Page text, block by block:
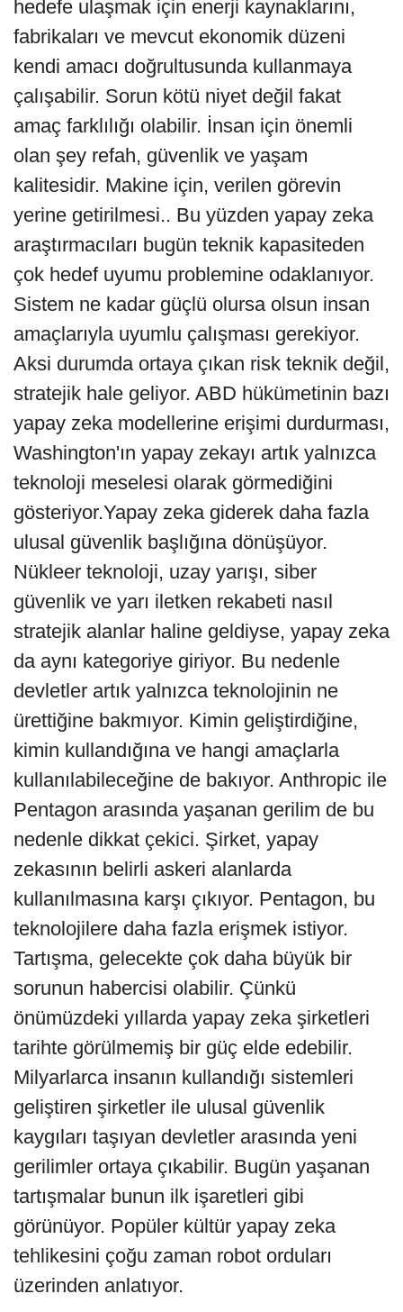
hedefe ulaşmak için enerji kaynaklarını,
fabrikaları ve mevcut ekonomik düzeni
kendi amacı doğrultusunda kullanmaya
çalışabilir. Sorun kötü niyet değil fakat
amaç farklılığı olabilir. İnsan için önemli
olan şey refah, güvenlik ve yaşam
kalitesidir. Makine için, verilen görevin
yerine getirilmesi.. Bu yüzden yapay zeka
araştırmacıları bugün teknik kapasiteden
çok hedef uyumu problemine odaklanıyor.
Sistem ne kadar güçlü olursa olsun insan
amaçlarıyla uyumlu çalışması gerekiyor.
Aksi durumda ortaya çıkan risk teknik değil,
stratejik hale geliyor. ABD hükümetinin bazı
yapay zeka modellerine erişimi durdurması,
Washington'ın yapay zekayı artık yalnızca
teknoloji meselesi olarak görmediğini
gösteriyor.Yapay zeka giderek daha fazla
ulusal güvenlik başlığına dönüşüyor.
Nükleer teknoloji, uzay yarışı, siber
güvenlik ve yarı iletken rekabeti nasıl
stratejik alanlar haline geldiyse, yapay zeka
da aynı kategoriye giriyor. Bu nedenle
devletler artık yalnızca teknolojinin ne
ürettiğine bakmıyor. Kimin geliştirdiğine,
kimin kullandığına ve hangi amaçlarla
kullanılabileceğine de bakıyor. Anthropic ile
Pentagon arasında yaşanan gerilim de bu
nedenle dikkat çekici. Şirket, yapay
zekasının belirli askeri alanlarda
kullanılmasına karşı çıkıyor. Pentagon, bu
teknolojilere daha fazla erişmek istiyor.
Tartışma, gelecekte çok daha büyük bir
sorunun habercisi olabilir. Çünkü
önümüzdeki yıllarda yapay zeka şirketleri
tarihte görülmemiş bir güç elde edebilir.
Milyarlarca insanın kullandığı sistemleri
geliştiren şirketler ile ulusal güvenlik
kaygıları taşıyan devletler arasında yeni
gerilimler ortaya çıkabilir. Bugün yaşanan
tartışmalar bunun ilk işaretleri gibi
görünüyor. Popüler kültür yapay zeka
tehlikesini çoğu zaman robot orduları
üzerinden anlatıyor.